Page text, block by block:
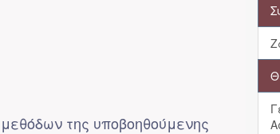
της υποβοηθούμενης